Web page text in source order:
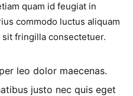
quam id feugiat in
commodo luctus aliquam
fringilla consectetuer.
leo dolor maecenas.
justo nec quis eget